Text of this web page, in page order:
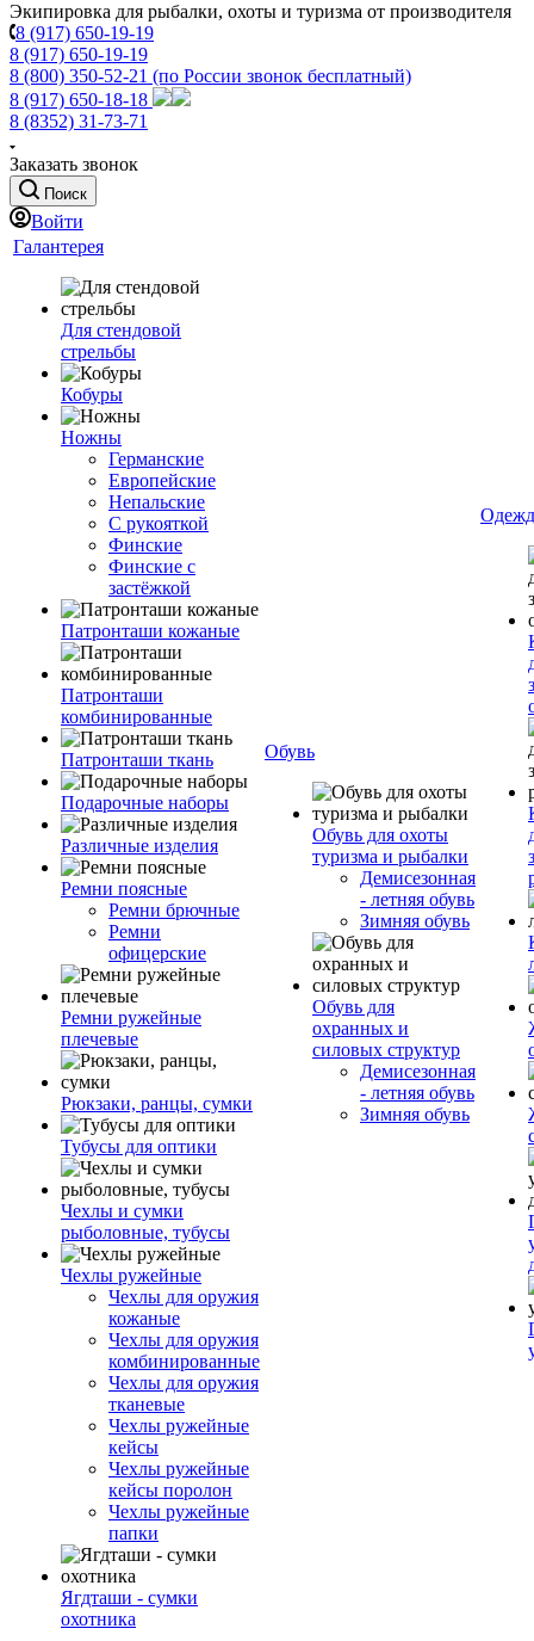
Экипировка для рыбалки, охоты и туризма от производителя
8 (917) 650-19-19
8 (917) 650-19-19
8 (800) 350-52-21 (по России звонок бесплатный)
8 (917) 650-18-18
8 (8352) 31-73-71
Заказать звонок
Поиск
Войти
Галантерея
Для стендовой
стрельбы
Кобуры
Ножны
Германские
Европейские
Непальские
С рукояткой
Финские
Финские с
застёжкой
Патронташи кожаные
Патронташи
комбинированные
Патронташи ткань
Подарочные наборы
Различные изделия
Ремни поясные
Ремни брючные
Ремни
офицерские
Ремни ружейные
плечевые
Рюкзаки, ранцы, сумки
Тубусы для оптики
Чехлы и сумки
рыболовные, тубусы
Чехлы ружейные
Чехлы для оружия
кожаные
Чехлы для оружия
комбинированные
Чехлы для оружия
тканевые
Чехлы ружейные
кейсы
Чехлы ружейные
кейсы поролон
Чехлы ружейные
папки
Ягдташи - сумки
охотника
Обувь
Обувь для охоты
туризма и рыбалки
Демисезонная
- летняя обувь
Зимняя обувь
Обувь для
охранных и
силовых структур
Демисезонная
- летняя обувь
Зимняя обувь